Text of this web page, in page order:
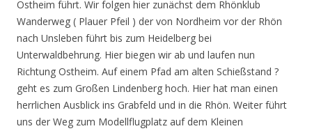
Ostheim führt. Wir folgen hier zunächst dem Rhönklub
Wanderweg ( Plauer Pfeil ) der von Nordheim vor der Rhön
nach Unsleben führt bis zum Heidelberg bei
Unterwaldbehrung. Hier biegen wir ab und laufen nun
Richtung Ostheim. Auf einem Pfad am alten Schießstand ?
geht es zum Großen Lindenberg hoch. Hier hat man einen
herrlichen Ausblick ins Grabfeld und in die Rhön. Weiter führt
uns der Weg zum Modellflugplatz auf dem Kleinen